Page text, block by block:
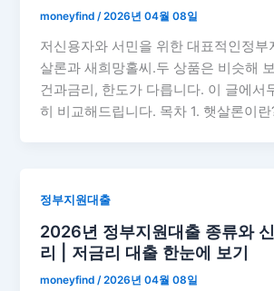
moneyfind/2026년 04월 08일
저신용자와 서민을 위한 대표적인정부
살론과 새희망홀씨.두 상품은 비슷해
건과금리, 한도가 다릅니다. 이 글에서
히 비교해드립니다. 목차 1. 햇살론이란
정부지원대출
2026년 정부지원대출 종류와
리 | 저금리 대출 한눈에 보기
moneyfind /2026년 04월 08일